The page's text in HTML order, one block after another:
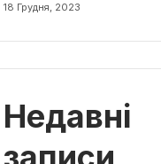
18 Грудня, 2023
Недавні